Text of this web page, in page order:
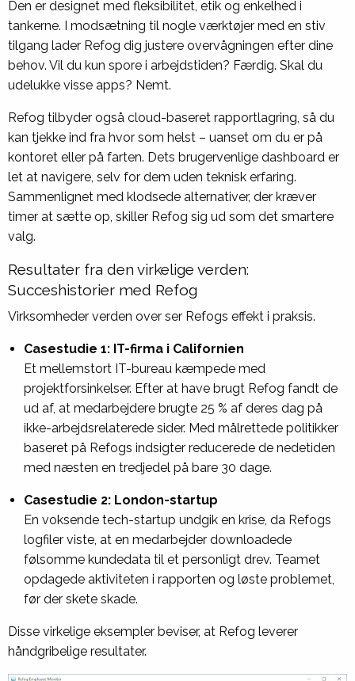
Den er designet med fleksibilitet, etik og enkelhed i
tankerne. I modsætning til nogle værktøjer med en stiv
tilgang lader Refog dig justere overvågningen efter dine
behov. Vil du kun spore i arbejdstiden? Færdig. Skal du
udelukke visse apps? Nemt.
Refog tilbyder også cloud-baseret rapportlagring, så du
kan tjekke ind fra hvor som helst – uanset om du er på
kontoret eller på farten. Dets brugervenlige dashboard er
let at navigere, selv for dem uden teknisk erfaring.
Sammenlignet med klodsede alternativer, der kræver
timer at sætte op, skiller Refog sig ud som det smartere
valg.
Resultater fra den virkelige verden:
Succeshistorier med Refog
Virksomheder verden over ser Refogs effekt i praksis.
Casestudie 1: IT-firma i Californien
Et mellemstort IT-bureau kæmpede med
projektforsinkelser. Efter at have brugt Refog fandt de
ud af, at medarbejdere brugte 25 % af deres dag på
ikke-arbejdsrelaterede sider. Med målrettede politikker
baseret på Refogs indsigter reducerede de nedetiden
med næsten en tredjedel på bare 30 dage.
Casestudie 2: London-startup
En voksende tech-startup undgik en krise, da Refogs
logfiler viste, at en medarbejder downloadede
følsomme kundedata til et personligt drev. Teamet
opdagede aktiviteten i rapporten og løste problemet,
før der skete skade.
Disse virkelige eksempler beviser, at Refog leverer
håndgribelige resultater.